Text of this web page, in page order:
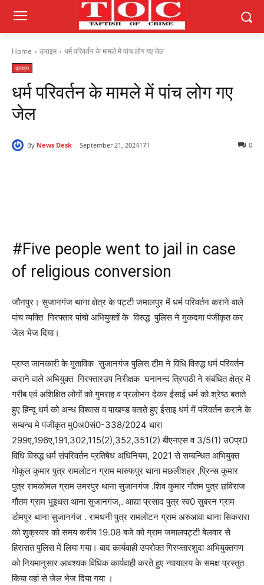
Home क्राइम धर्म परिवर्तन के मामले में पांच लोग गए जेल
क्राइम
धर्म परिवर्तन के मामले में पांच लोग गए
जेल
By News Desk September 21, 2024 0
171
#Five people went to jail in case
of religious conversion
जौनपुर। सुजानगंज थाना क्षेत्र के पट्टी जमालपुर में धर्म परिवर्तन कराने वाले
पांच व्यक्ति गिरफ्तार पांचो अभियुक्तों के विरुद्ध पुलिस ने मुकदमा पंजीकृत कर
जेल भेज दिया।
प्राप्त जानकारी के मुताविक सुजानगंज पुलिस टीम ने विधि विरुद्ध धर्म परिवर्तन
कराने वाले अभियुक्त गिरफ्तारउप निरीक्षक घनानन्द त्रिपाठी ने संबंधित क्षेत्र में
गरीब एवं अशिक्षित लोगों को गुमराह व प्रलोभन देकर ईसाई धर्म को श्रेष्ठ बताते
हुए हिन्दू धर्म को अन्ध विश्वास व पाखण्ड बताते हुए ईसाइ धर्म में परिवर्तन कराने के
सम्बन्ध मे पंजीकृत मु0अ0सं0-338/2024 धारा
299ए,196ए,191,302,115(2),352,351(2) बीएनएस व 3/5(1) उ0प्र0
विधि विरुद्ध धर्म संपरिवर्तन प्रतिषेध अधिनियम, 2021 से सम्बन्धित अभियुक्त
गोकुल कुमार पुत्र रामलोटन ग्राम मारुफपुर थाना मछलीशहर ,प्रिन्स कुमार
पुत्र रामकोमल ग्राम उमरपुर थाना सुजानगंज .शिव कुमार गौतम पुत्र छविराज
गौतम ग्राम भुइधरा थाना सुजानगंज,. आद्या प्रसाद पुत्र स्व0 सुबरन ग्राम
डोमपुर थाना सुजानगंज . रामधनी पुत्र रामलोटन ग्राम अरुआवा थाना सिकरारा
को शुक्रवार को समय करीब 19.08 बजे को ग्राम जमालपट्टी बेलवार से
हिरासत पुलिस में लिया गया। बाद कार्यवाही उपरोक्त गिरफ्तारशुदा अभियुक्तगण
को नियमानुसार आवश्यक विधिक कार्यवाही करते हुए न्यायालय के समक्ष प्रस्तुत
किया वहां से जेल भेज दिया गया ।